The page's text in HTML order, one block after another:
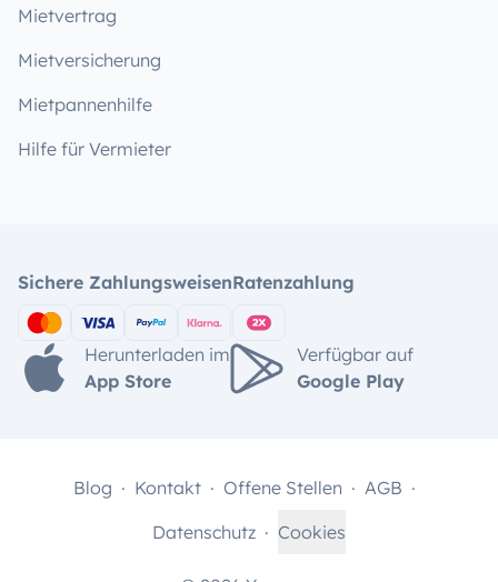
Mietvertrag
Mietversicherung
Mietpannenhilfe
Hilfe für Vermieter
Sichere ZahlungsweisenRatenzahlung
Herunterladen im
App Store
Verfügbar auf
Google Play
Blog Kontakt Offene Stellen
AGB
Datenschutz
Cookies